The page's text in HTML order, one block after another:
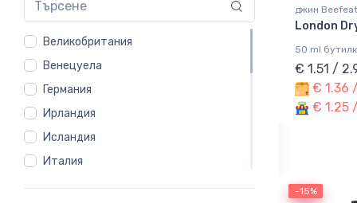
Великобритания
Венецуела
Германия
Ирландия
Исландия
Италия
Куба
джин
London
50 ml
€ 1.51 /
€ 1.36
€ 1.25
-15%
-15%